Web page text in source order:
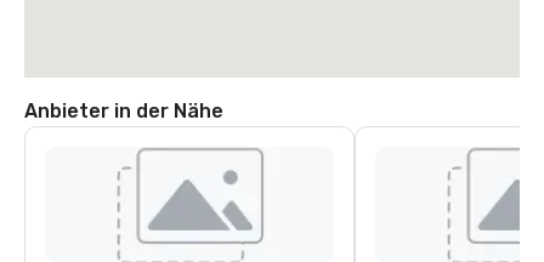
Anbieter in der Nähe